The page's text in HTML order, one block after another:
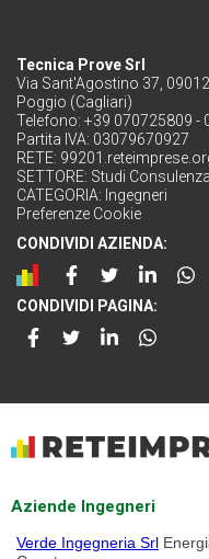
Tecnica Prove Srl
Via Sant'Agostino 37,
Poggio (Cagliari)
Telefono: +39 070725809 -
Partita IVA: 03079670927
RETE:
SETTORE: Studi
CATEGORIA: Ingegneri
Preferenze Cookie
CONDIVIDI AZIENDA:
CONDIVIDI PAGINA:
Aziende Ingegneri
Verde Ingegneria Srl